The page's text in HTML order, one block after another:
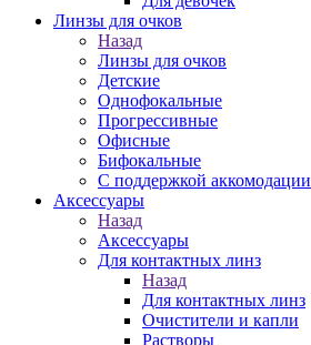
Линзы для очков
Назад
Линзы для очков
Детские
Однофокальные
Прогрессивные
Офисные
Бифокальные
С поддержкой аккомодации
Аксессуары
Назад
Аксессуары
Для контактных линз
Назад
Для контактных линз
Очистители и капли
Растворы